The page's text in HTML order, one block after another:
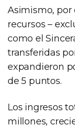
Asimismo, por
recursos –
como el
transferidas
expandieron
de 5 puntos.
Los ingresos
millones,